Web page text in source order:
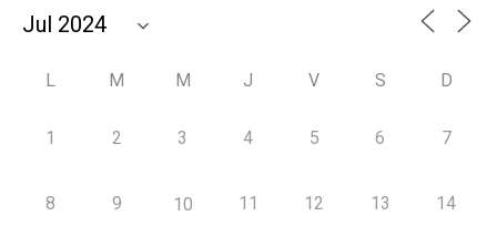
L M M J V S D
1 2 3 4 5 6 7
8 9 10 11 12 13 14